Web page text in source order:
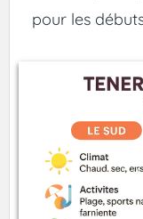
pour les